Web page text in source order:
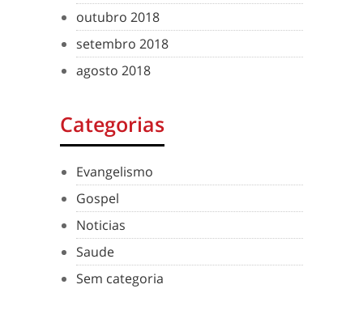
outubro 2018
setembro 2018
agosto 2018
Categorias
Evangelismo
Gospel
Noticias
Saude
Sem categoria